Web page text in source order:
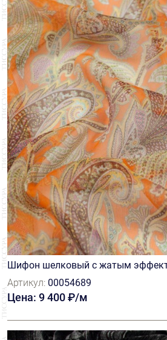
Омбре/Деграде 2
Пейсли 1
Цветы 1
Италия 11
Франция 6
БРЕНД
Binda 2
Ruffo Coli 9
Sfate&combier 6
ЦЕНА
₽
Шифон шелковый с жатым
ноцветным узором пейсли на
не
Артикул: 00054689
Цена: 9 400 ₽/м